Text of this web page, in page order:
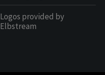
Logos provided by
Elbstream